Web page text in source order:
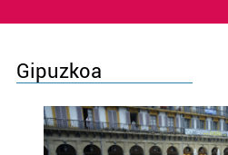
Gipuzkoa